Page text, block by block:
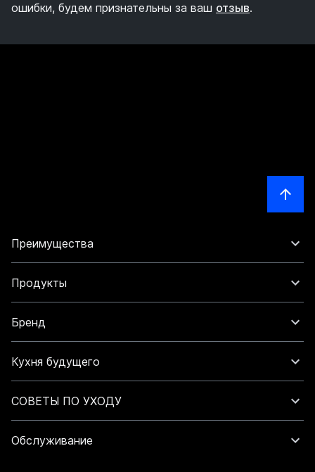
ошибки, будем признательны за ваш отзыв.
Преимущества
Продукты
Бренд
Кухня будущего
СОВЕТЫ ПО УХОДУ
Обслуживание